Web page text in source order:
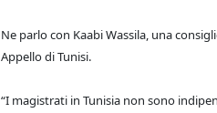
Ne parlo con Kaabi Wassila, una
Appello di Tunisi.
“I magistrati in Tunisia non sono